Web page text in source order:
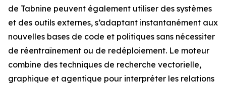
de Tabnine peuvent également utiliser des systèmes
et des outils externes, s’adaptant instantanément aux
nouvelles bases de code et politiques sans nécessiter
de réentraînement ou de redéploiement. Le moteur
combine des techniques de recherche vectorielle,
graphique et agentique pour interpréter les relations